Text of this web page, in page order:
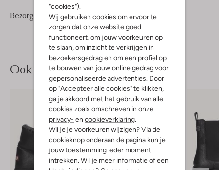
"cookies").
Wij gebruiken cookies om ervoor te
zorgen dat onze website goed
functioneert, om jouw voorkeuren op
te slaan, om inzicht te verkrijgen in
bezoekersgedrag en om een profiel op
te bouwen van jouw online gedrag voor
gepersonaliseerde advertenties. Door
op "Accepteer alle cookies" te klikken,
ga je akkoord met het gebruik van alle
cookies zoals omschreven in onze
privacy- en cookieverklaring
Wil je je voorkeuren wijzigen? Via de
cookieknop onderaan de pagina kun je
jouw toestemming ieder moment
intrekken. Wil je meer informatie of een
Bezorgen & retourneren
Ook iets voor jou?